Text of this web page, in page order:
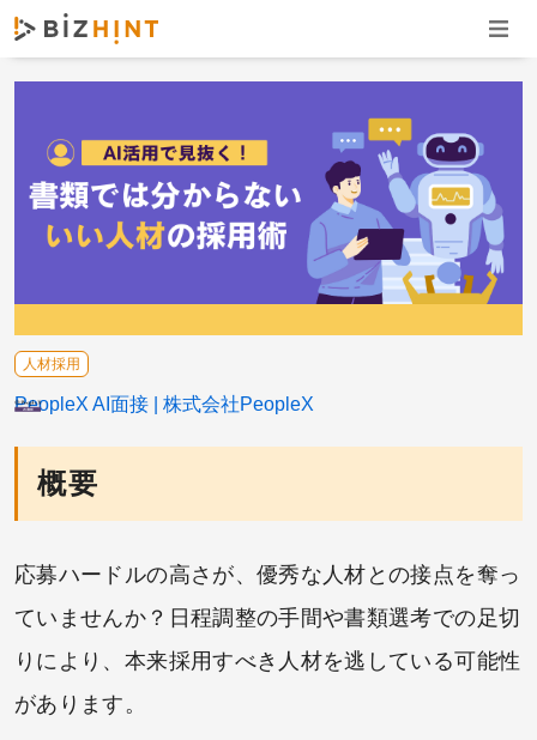
ナビ
概要
応募ハードルの高さが、優秀な人材との接点を奪っ
ていませんか？日程調整の手間や書類選考での足切
りにより、本来採用すべき人材を逃している可能性
があります。
人材採用
PeopleX AI面接 株式会社PeopleX